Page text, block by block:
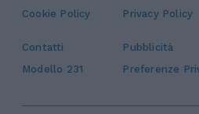
Cookie Policy Privacy Policy
Contatti Pubblicità
Modello 231
Preferenze